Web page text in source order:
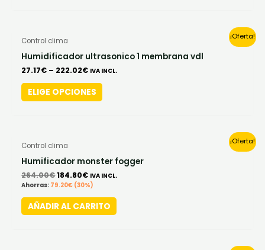
chosen
on
¡Oferta!
Control clima
Humidificador ultrasonico 1 membrana vdl
27.17€ – 222.02€ IVA INCL.
ELIGE OPCIONES
product
has
multiple
variants.
be
the
product
¡Oferta!
Control clima
Humificador monster fogger
264.00€
price
was:
264.00€.
184.80€
is:
184.80€.
IVA INCL.
Ahorras: 79.20€ (30%)
AÑADIR AL CARRITO